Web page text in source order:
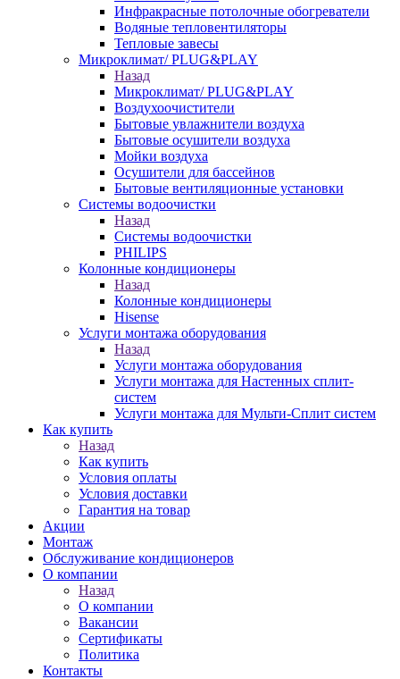
Инфракрасные потолочные обогреватели
Водяные тепловентиляторы
Тепловые завесы
Микроклимат/ PLUG&PLAY
Назад
Микроклимат/ PLUG&PLAY
Воздухоочистители
Бытовые увлажнители воздуха
Бытовые осушители воздуха
Мойки воздуха
Осушители для бассейнов
Бытовые вентиляционные установки
Системы водоочистки
Назад
Системы водоочистки
PHILIPS
Колонные кондиционеры
Назад
Колонные кондиционеры
Hisense
Услуги монтажа оборудования
Назад
Услуги монтажа оборудования
Услуги монтажа для Настенных сплит-
систем
Услуги монтажа для Мульти-Сплит систем
Как купить
Назад
Как купить
Условия оплаты
Условия доставки
Гарантия на товар
Акции
Монтаж
Обслуживание кондиционеров
О компании
Назад
О компании
Вакансии
Сертификаты
Политика
Контакты